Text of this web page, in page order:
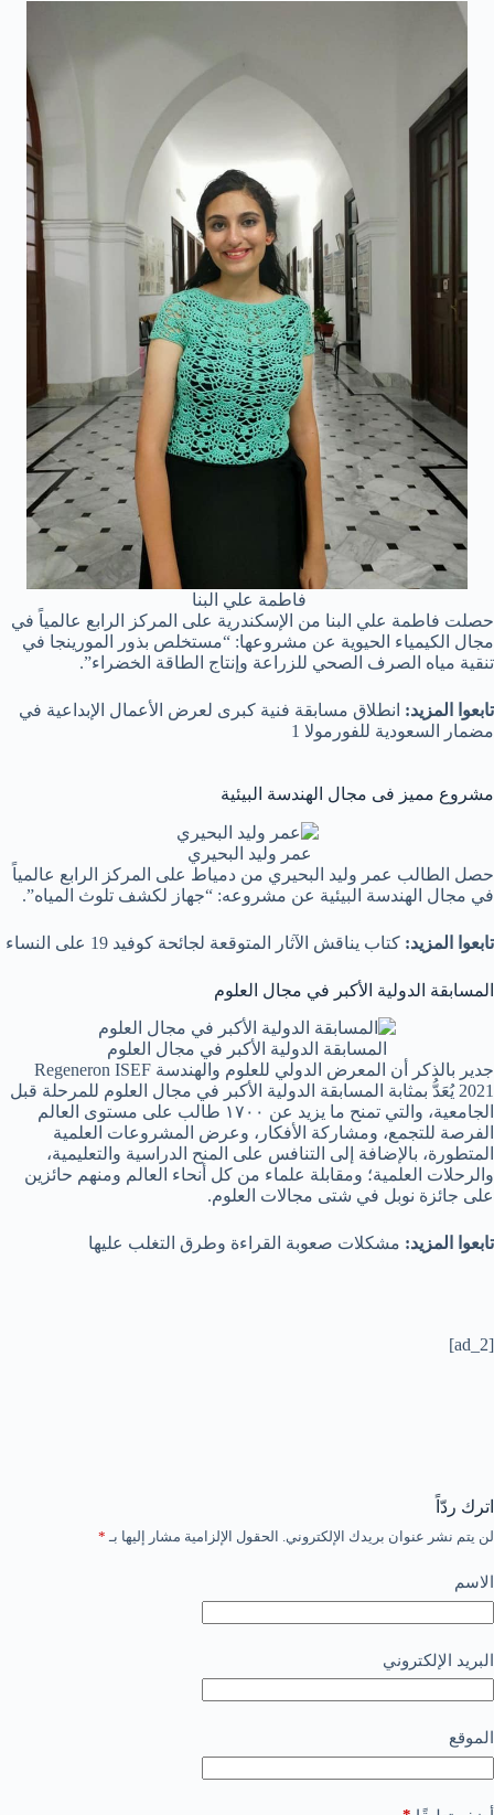
فاطمة علي البنا
حصلت فاطمة علي البنا من الإسكندرية على المركز الرابع عالمياً في
مجال الكيمياء الحيوية عن مشروعها: “مستخلص بذور المورينجا في
تنقية مياه الصرف الصحي للزراعة وإنتاج الطاقة الخضراء”.
تابعوا المزيد: انطلاق مسابقة فنية كبرى لعرض الأعمال الإبداعية في
مضمار السعودية للفورمولا 1
مشروع مميز فى مجال الهندسة البيئية
عمر وليد البحيري
حصل الطالب عمر وليد البحيري من دمياط على المركز الرابع عالمياً
في مجال الهندسة البيئية عن مشروعه: “جهاز لكشف تلوث المياه”.
تابعوا المزيد: كتاب يناقش الآثار المتوقعة لجائحة كوفيد 19 على النساء
المسابقة الدولية الأكبر في مجال العلوم
المسابقة الدولية الأكبر في مجال العلوم
جدير بالذكر أن المعرض الدولي للعلوم والهندسة Regeneron ISEF
2021 يُعَدُّ بمثابة المسابقة الدولية الأكبر في مجال العلوم للمرحلة قبل
الجامعية، والتي تمنح ما يزيد عن ١٧٠٠ طالب على مستوى العالم
الفرصة للتجمع، ومشاركة الأفكار، وعرض المشروعات العلمية
المتطورة، بالإضافة إلى التنافس على المنح الدراسية والتعليمية،
والرحلات العلمية؛ ومقابلة علماء من كل أنحاء العالم ومنهم حائزين
على جائزة نوبل في شتى مجالات العلوم.
تابعوا المزيد: مشكلات صعوبة القراءة وطرق التغلب عليها
[ad_2]
اترك ردّاً
لن يتم نشر عنوان بريدك الإلكتروني. الحقول الإلزامية مشار إليها بـ *
الاسم
البريد الإلكتروني
الموقع